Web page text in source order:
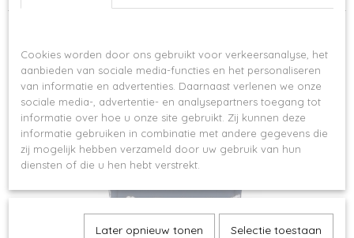
Cookies worden door ons gebruikt voor verkeersanalyse, het
aanbieden van sociale media-functies en het personaliseren
van informatie en advertenties. Daarnaast verlenen we onze
sociale media-, advertentie- en analysepartners toegang tot
informatie over hoe u onze site gebruikt. Zij kunnen deze
informatie gebruiken in combinatie met andere gegevens die
zij mogelijk hebben verzameld door uw gebruik van hun
diensten of die u hen hebt verstrekt.
Later opnieuw tonen Selectie toestaan